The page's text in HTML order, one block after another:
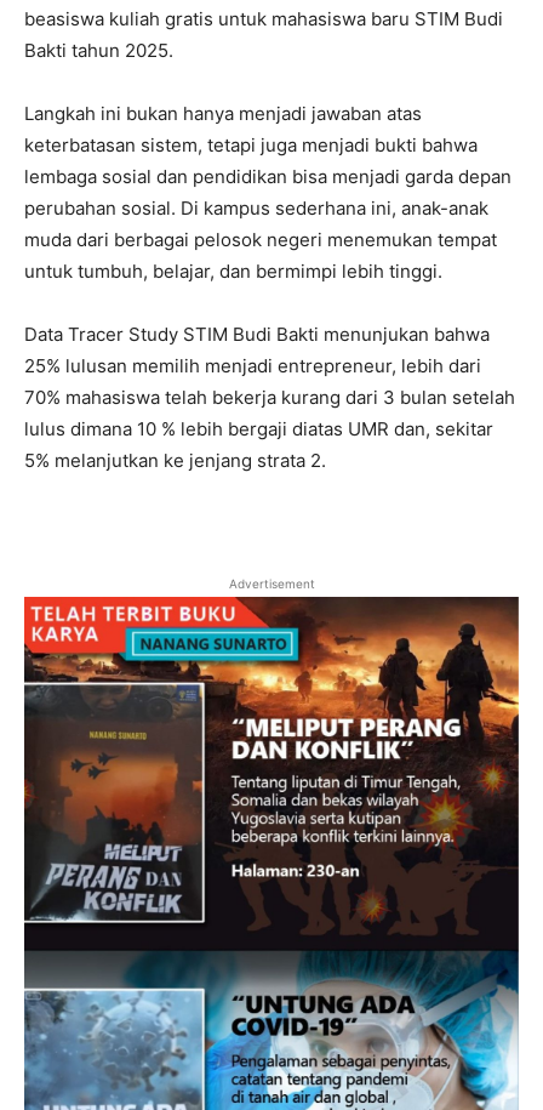
beasiswa kuliah gratis untuk mahasiswa baru STIM Budi
Bakti tahun 2025.
Langkah ini bukan hanya menjadi jawaban atas
keterbatasan sistem, tetapi juga menjadi bukti bahwa
lembaga sosial dan pendidikan bisa menjadi garda depan
perubahan sosial. Di kampus sederhana ini, anak-anak
muda dari berbagai pelosok negeri menemukan tempat
untuk tumbuh, belajar, dan bermimpi lebih tinggi.
Data Tracer Study STIM Budi Bakti menunjukan bahwa
25% lulusan memilih menjadi entrepreneur, lebih dari
70% mahasiswa telah bekerja kurang dari 3 bulan setelah
lulus dimana 10 % lebih bergaji diatas UMR dan, sekitar
5% melanjutkan ke jenjang strata 2.
Advertisement